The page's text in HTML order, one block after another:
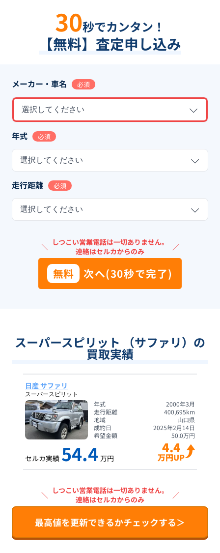
30秒でカンタン！
【無料】査定申し込み
メーカー・車名 必須
選択してください
年式 必須
選択してください
走行距離 必須
選択してください
＼ しつこい営業電話は一切ありません。
連絡はセルカからのみ
／
無料 次へ(30秒で完了)
スーパースピリット （サファリ）の
買取実績
日産 サファリ
スーパースピリット
年式
2000年3月
走行距離
400,695km
地域
山口県
成約日
2025年2月14日
希望金額
50.0万円
セルカ実績 54.4 万円
4.4
万円UP
＼ しつこい営業電話は一切ありません。
連絡はセルカからのみ
／
最高値を更新できるかチェックする＞